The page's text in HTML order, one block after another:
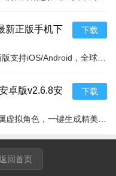
新正版手机下
下载
卓版v2.6.8安
下载
回首页